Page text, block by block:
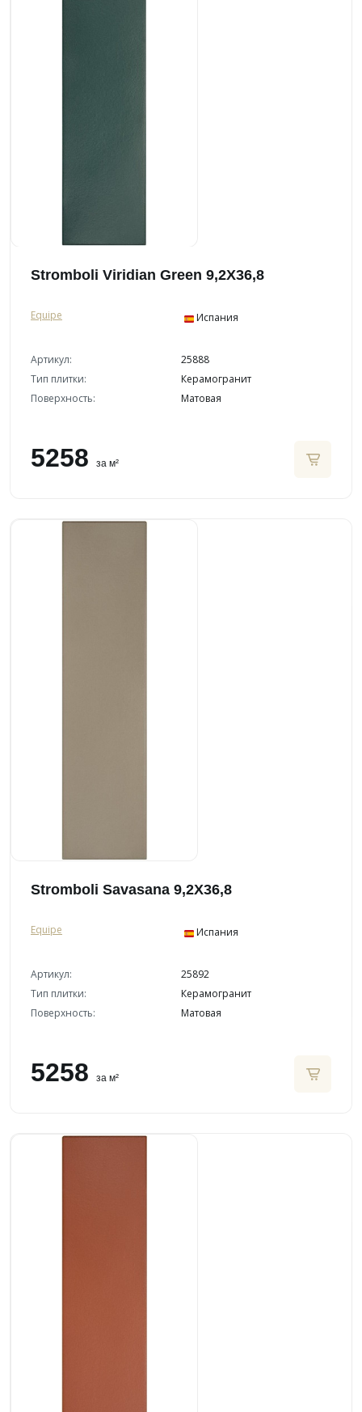
Stromboli Viridian Green 9,2X36,8
Equipe Испания
Артикул:
25888
Тип плитки:
Керамогранит
Поверхность:
Матовая
5258 за м²
Stromboli Savasana 9,2X36,8
Equipe Испания
Артикул:
25892
Тип плитки:
Керамогранит
Поверхность:
Матовая
5258 за м²